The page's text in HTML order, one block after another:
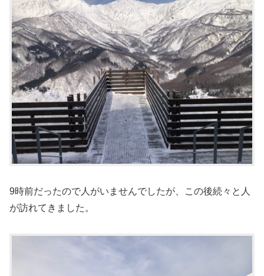
9時前だったので人がいませんでしたが、この後続々と人
が訪れてきました。